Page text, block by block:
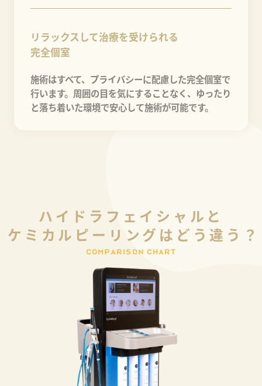
リラックスして治療を受けられる
完全個室
施術はすべて、プライバシーに配慮した完全個室で
行います。周囲の目を気にすることなく、ゆったり
と落ち着いた環境で安心して施術が可能です。
ハ イ ド ラ フ ェ イ シ ャ ル と
ケ ミ カ ル ピ ー リ ン グ は ど う 違 う ？
COMP AR I S ON CH ART